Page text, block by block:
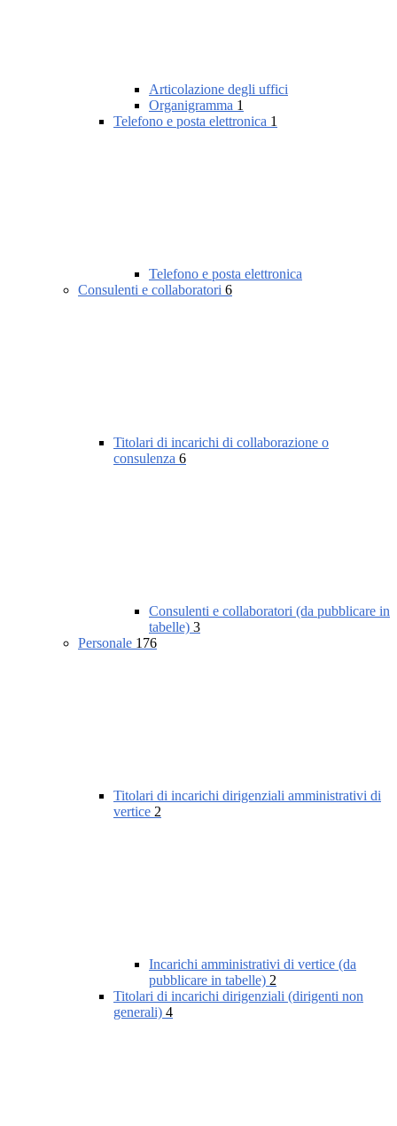
Articolazione degli uffici
Organigramma 1
Telefono e posta elettronica 1
Telefono e posta elettronica
Consulenti e collaboratori 6
Titolari di incarichi di collaborazione o
consulenza 6
Consulenti e collaboratori (da pubblicare in
tabelle) 3
Personale 176
Titolari di incarichi dirigenziali amministrativi di
vertice 2
Incarichi amministrativi di vertice (da
pubblicare in tabelle) 2
Titolari di incarichi dirigenziali (dirigenti non
generali) 4